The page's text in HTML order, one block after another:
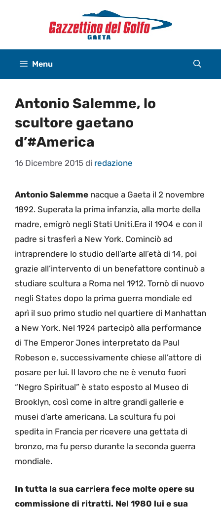
Menu
Antonio Salemme, lo
scultore gaetano
d’#America
16 Dicembre 2015 di redazione
Antonio Salemme nacque a Gaeta il 2 novembre
1892. Superata la prima infanzia, alla morte della
madre, emigrò negli Stati Uniti.Era il 1904 e con il
padre si trasferì a New York. Cominciò ad
intraprendere lo studio dell’arte all’età di 14, poi
grazie all’intervento di un benefattore continuò a
studiare scultura a Roma nel 1912. Tornò di nuovo
negli States dopo la prima guerra mondiale ed
aprì il suo primo studio nel quartiere di Manhattan
a New York. Nel 1924 partecipò alla performance
di The Emperor Jones interpretato da Paul
Robeson e, successivamente chiese all’attore di
posare per lui. Il lavoro che ne è venuto fuori
“Negro Spiritual” è stato esposto al Museo di
Brooklyn, così come in altre grandi gallerie e
musei d’arte americana. La scultura fu poi
spedita in Francia per ricevere una gettata di
bronzo, ma fu perso durante la seconda guerra
mondiale.
In tutta la sua carriera fece molte opere su
commissione di ritratti. Nel 1980 lui e sua